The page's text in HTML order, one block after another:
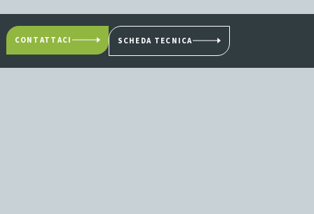
CONTATTACI SCHEDA TECNICA